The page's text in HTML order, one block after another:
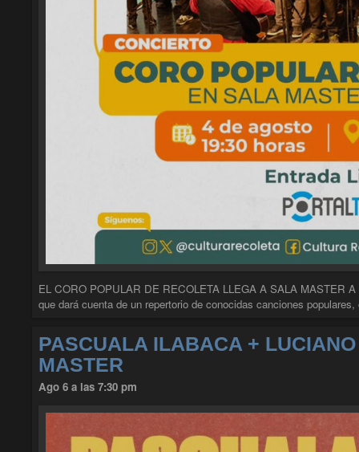
EL CORO POPULAR DE RECOLETA LLEGA A SALA MASTER
que dará cuenta de un repertorio de conocidas canciones
PASCUALA ILABACA +
MASTER
Ago 6 a las 7:30 pm